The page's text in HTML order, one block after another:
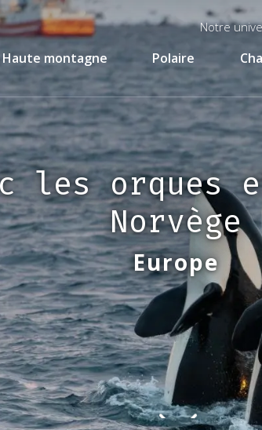
Menu
Notre
Haute montagne Polaire
les orques
Norvège
Europe